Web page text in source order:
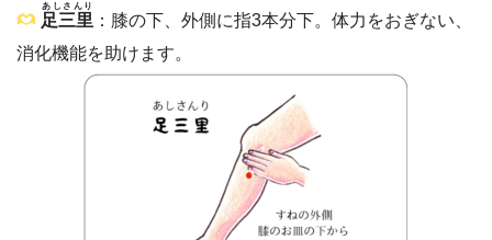
足三里
あしさんり
：膝の下、外側に指3本分下。体力をおぎない、
消化機能を助けます。